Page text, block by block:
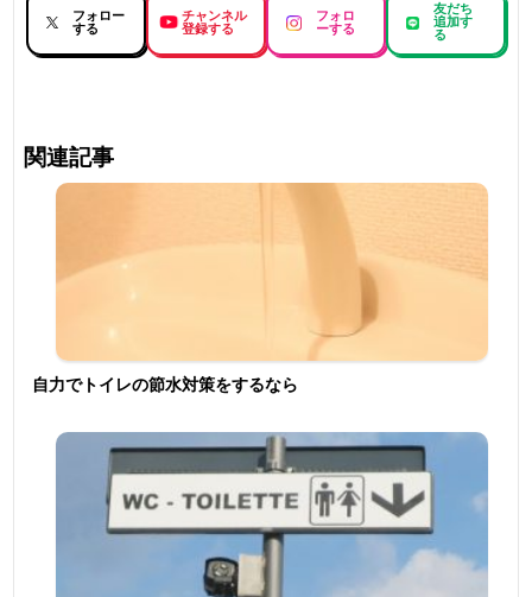
フォロー
する
チャンネル
登録する
フォロ
ーする
友だち
追加す
る
関連記事
自力でトイレの節水対策をするなら